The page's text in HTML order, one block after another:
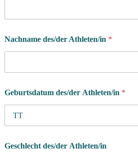
Nachname des/der Athleten/in *
Geburtsdatum des/der Athleten/in *
Geschlecht des/der Athleten/in